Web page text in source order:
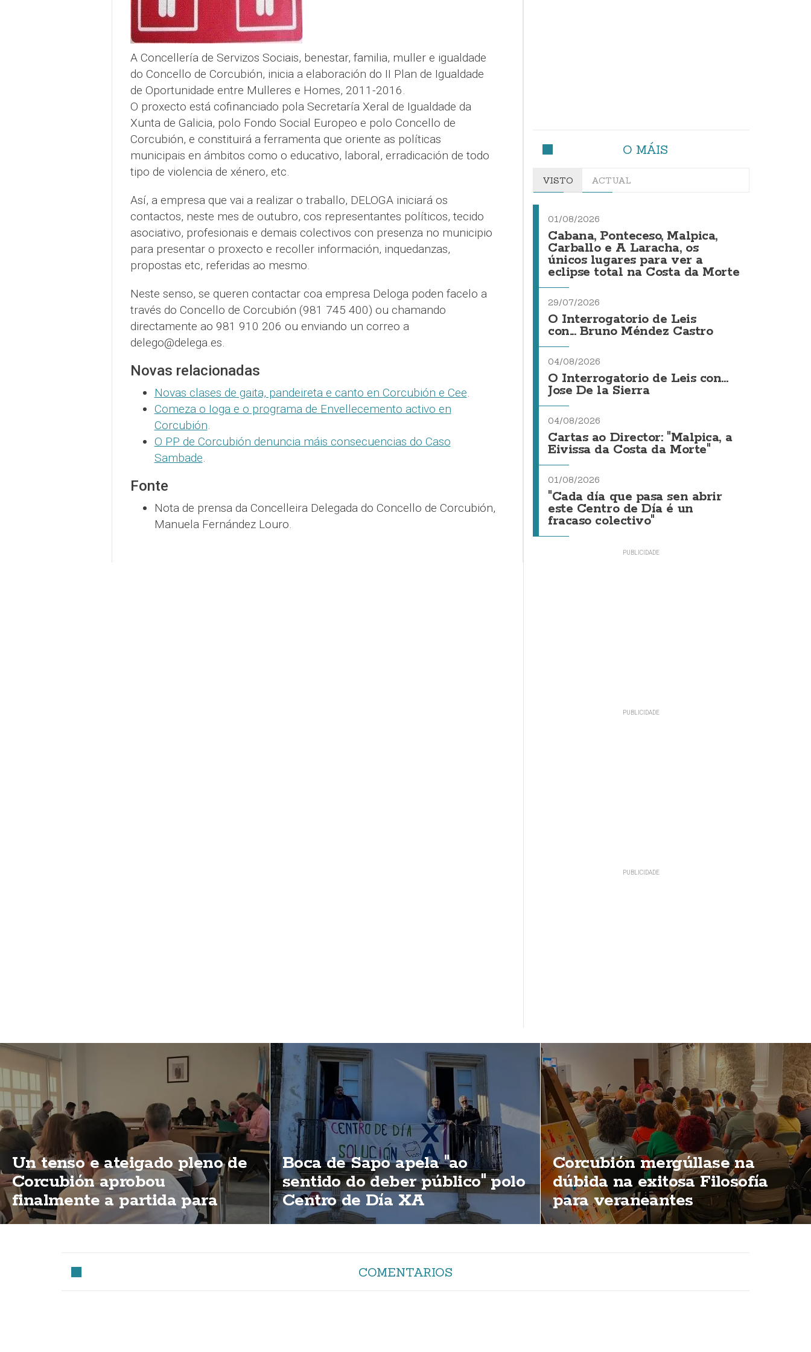
A Concellería de Servizos Sociais, benestar, familia, muller e igualdade
do Concello de Corcubión, inicia a elaboración do II Plan de Igualdade
de Oportunidade entre Mulleres e Homes, 2011-2016.
O proxecto está cofinanciado pola Secretaría Xeral de Igualdade da
Xunta de Galicia, polo Fondo Social Europeo e polo Concello de
Corcubión, e constituirá a ferramenta que oriente as políticas
municipais en ámbitos como o educativo, laboral, erradicación de todo
tipo de violencia de xénero, etc.
Así, a empresa que vai a realizar o traballo, DELOGA iniciará os
contactos, neste mes de outubro, cos representantes políticos, tecido
asociativo, profesionais e demais colectivos con presenza no municipio
para presentar o proxecto e recoller información, inquedanzas,
propostas etc, referidas ao mesmo.
Neste senso, se queren contactar coa empresa Deloga poden facelo a
través do Concello de Corcubión (981 745 400) ou chamando
directamente ao 981 910 206 ou enviando un correo a
delego@delega.es.
Novas relacionadas
Novas clases de gaita, pandeireta e canto en Corcubión e Cee.
Comeza o Ioga e o programa de Envellecemento activo en
Corcubión.
O PP de Corcubión denuncia máis consecuencias do Caso
Sambade.
Fonte
Nota de prensa da Concelleira Delegada do Concello de Corcubión,
Manuela Fernández Louro.
O MÁIS
VISTO ACTUAL
01/08/2026
Cabana, Ponteceso, Malpica,
Carballo e A Laracha, os
únicos lugares para ver a
eclipse total na Costa da Morte
29/07/2026
O Interrogatorio de Leis
con... Bruno Méndez Castro
04/08/2026
O Interrogatorio de Leis con...
Jose De la Sierra
04/08/2026
Cartas ao Director: "Malpica, a
Eivissa da Costa da Morte"
01/08/2026
"Cada día que pasa sen abrir
este Centro de Día é un
fracaso colectivo"
Un tenso e ateigado pleno de
Corcubión aprobou
finalmente a partida para
permitir a apertura do Centro
Boca de Sapo apela "ao
sentido do deber público" polo
Centro de Día XA
Corcubión mergúllase na
dúbida na exitosa Filosofía
para veraneantes
COMENTARIOS